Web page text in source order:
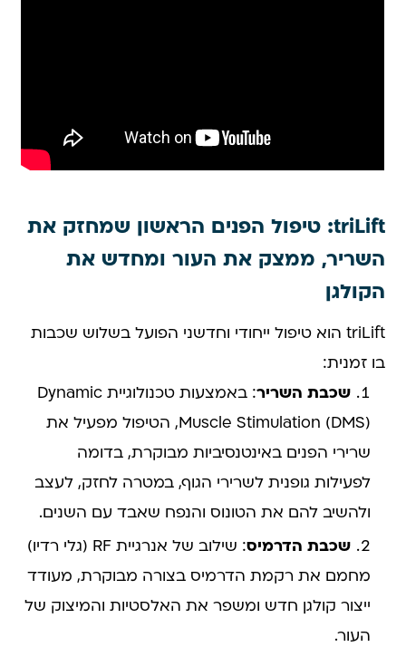
triLift: טיפול הפנים הראשון שמחזק את
השריר, ממצק את העור ומחדש את
הקולגן
triLift הוא טיפול ייחודי וחדשני הפועל בשלוש שכבות
בו זמנית:
שכבת השריר
: באמצעות טכנולוגיית Dynamic
Muscle Stimulation (DMS), הטיפול מפעיל את
שרירי הפנים באינטנסיביות מבוקרת, בדומה
לפעילות גופנית לשרירי הגוף, במטרה לחזק, לעצב
ולהשיב להם את הטונוס והנפח שאבד עם השנים.
שכבת הדרמיס
: שילוב של אנרגיית RF (גלי רדיו)
מחמם את רקמת הדרמיס בצורה מבוקרת, מעודד
ייצור קולגן חדש ומשפר את האלסטיות והמיצוק של
העור.